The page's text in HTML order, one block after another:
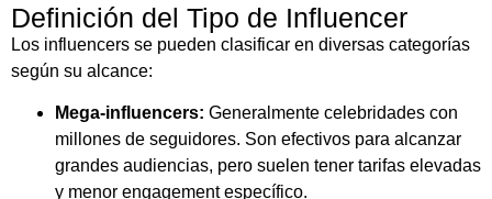
Definición del Tipo de Influencer
Los influencers se pueden clasificar en diversas categorías
según su alcance:
Mega-influencers: Generalmente celebridades con
millones de seguidores. Son efectivos para alcanzar
grandes audiencias, pero suelen tener tarifas elevadas
y menor engagement específico.